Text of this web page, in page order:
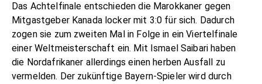
Das Achtelfinale entschieden die Marokkaner gegen
Mitgastgeber Kanada locker mit 3:0 für sich. Dadurch
zogen sie zum zweiten Mal in Folge in ein Viertelfinale
einer Weltmeisterschaft ein. Mit Ismael Saibari haben
die Nordafrikaner allerdings einen herben Ausfall zu
vermelden. Der zukünftige Bayern-Spieler wird durch